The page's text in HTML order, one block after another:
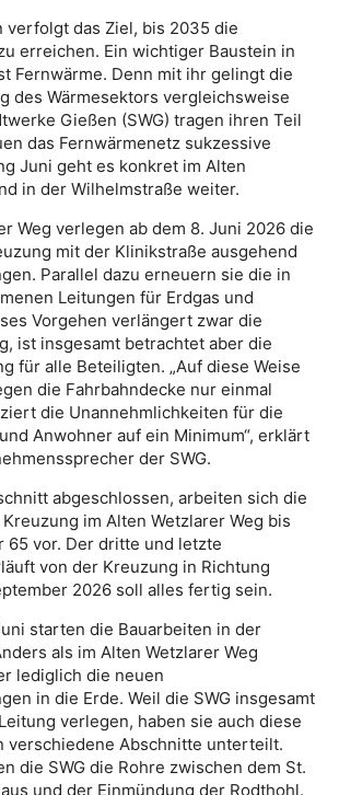
verfolgt das Ziel, bis 2035 die
erreichen. Ein wichtiger Baustein in
Fernwärme. Denn mit ihr gelingt die
des Wärmesektors vergleichsweise
Gießen (SWG) tragen ihren Teil
das Fernwärmenetz sukzessive
Juni geht es konkret im Alten
in der Wilhelmstraße weiter.
Weg verlegen ab dem 8. Juni 2026 die
mit der Klinikstraße ausgehend
Parallel dazu erneuern sie die in
Leitungen für Erdgas und
Vorgehen verlängert zwar die
ist insgesamt betrachtet aber die
für alle Beteiligten. „Auf diese Weise
die Fahrbahndecke nur einmal
die Unannehmlichkeiten für die
Anwohner auf ein Minimum“, erklärt
der SWG.
abgeschlossen, arbeiten sich die
im Alten Wetzlarer Weg bis
65 vor. Der dritte und letzte
von der Kreuzung in Richtung
2026 soll alles fertig sein.
starten die Bauarbeiten in der
als im Alten Wetzlarer Weg
lediglich die neuen
in die Erde. Weil die SWG insgesamt
verlegen, haben sie auch diese
verschiedene Abschnitte unterteilt.
die SWG die Rohre zwischen dem St.
und der Einmündung der Rodthohl.